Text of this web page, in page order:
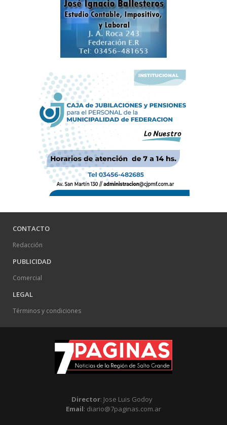
CONTACTO
Redacción
PUBLICIDAD
Comercial
LEGAL
Términos y condiciones
Director: Jose Luis Godoy
Email: diario@7paginas.com.ar